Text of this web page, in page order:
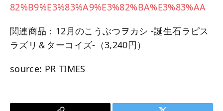
82%B9%E3%83%A9%E3%82%BA%E3%83%AA
関連商品：12月のこうぶつヲカシ -誕生石ラピス
ラズリ＆ターコイズ-（3,240円）
source: PR TIMES